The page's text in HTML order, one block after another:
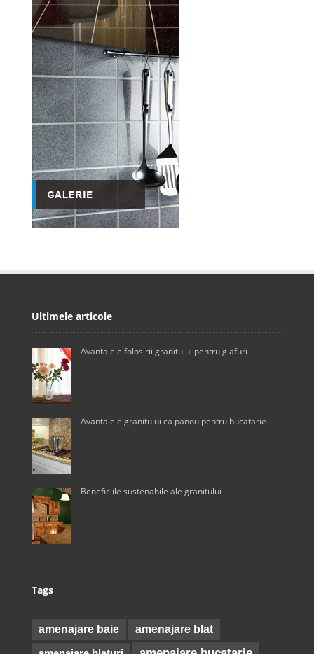
Ultimele articole
Avantajele folosirii granitului pentru glafuri
Avantajele granitului ca panou pentru bucatarie
Beneficiile sustenabile ale granitului
Tags
amenajare baie amenajare blat